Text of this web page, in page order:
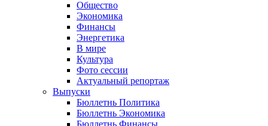
Общество
Экономика
Финансы
Энергетика
В мире
Культура
Фото сессии
Актуальный репортаж
Выпуски
Бюллетнь Политика
Бюллетнь Экономика
Бюллетнь Финансы